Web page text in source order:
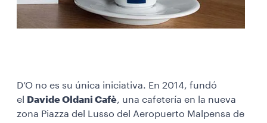
D’O no es su única iniciativa. En 2014, fundó
el
Davide Oldani Cafè, una cafetería en la nueva
zona Piazza del Lusso del Aeropuerto Malpensa de